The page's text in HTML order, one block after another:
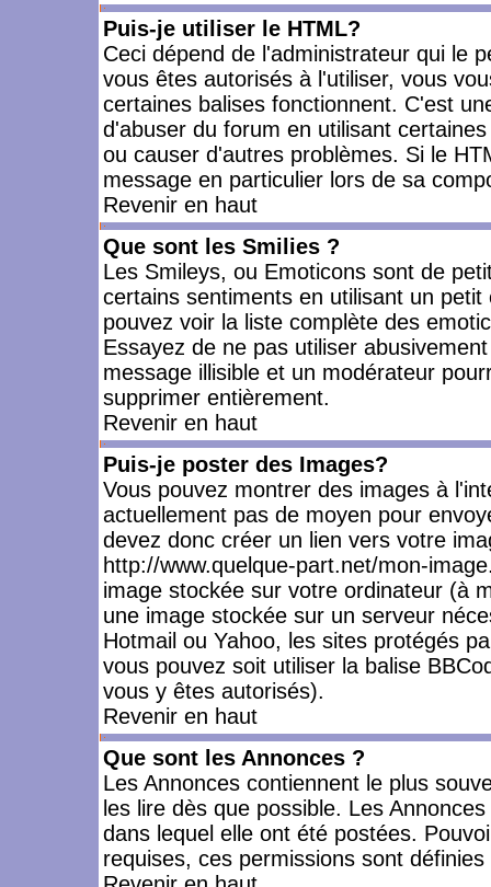
Puis-je utiliser le HTML?
Ceci dépend de l'administrateur qui le
vous êtes autorisés à l'utiliser, vous
certaines balises fonctionnent. C'est
d'abuser du forum en utilisant
ou causer d'autres problèmes. Si le
message en particulier lors de sa
Revenir en haut
Que sont les Smilies ?
Les Smileys, ou Emoticons sont de
certains sentiments en utilisant un
pouvez voir la liste complète des
Essayez de ne pas utiliser
message illisible et un modérateur
supprimer entièrement.
Revenir en haut
Puis-je poster des Images?
Vous pouvez montrer des images à
actuellement pas de moyen pour
devez donc créer un lien vers votre
http://www.quelque-part.net/mon-
image stockée sur votre ordinateur (à
une image stockée sur un serveur
Hotmail ou Yahoo, les sites protégés
vous pouvez soit utiliser la balise
vous y êtes autorisés).
Revenir en haut
Que sont les Annonces ?
Les Annonces contiennent le plus
les lire dès que possible. Les
dans lequel elle ont été postées.
requises, ces permissions sont